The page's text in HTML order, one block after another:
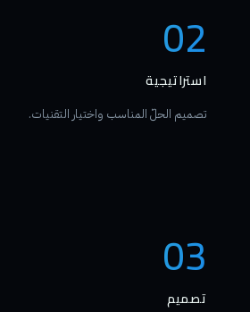
02
استراتيجية
تصميم الحلّ المناسب واختيار التقنيات.
03
تصميم